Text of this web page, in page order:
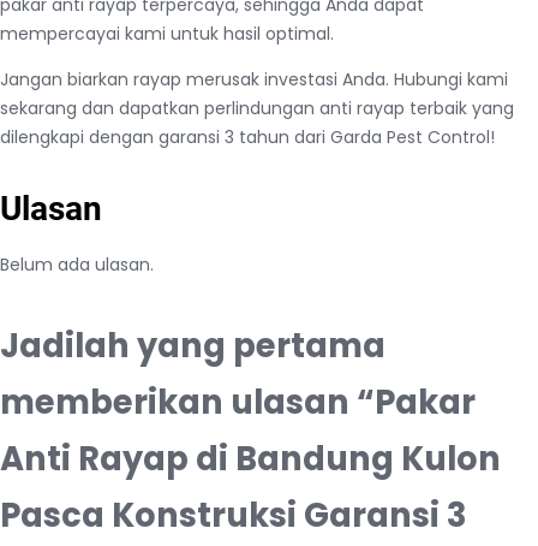
mempercayai kami untuk hasil optimal.
Jangan biarkan rayap merusak investasi Anda. Hubungi kami
sekarang dan dapatkan perlindungan anti rayap terbaik yang
dilengkapi dengan garansi 3 tahun dari Garda Pest Control!
Ulasan
Belum ada ulasan.
Jadilah yang pertama
memberikan ulasan “Pakar
Anti Rayap di Bandung Kulon
Pasca Konstruksi Garansi 3